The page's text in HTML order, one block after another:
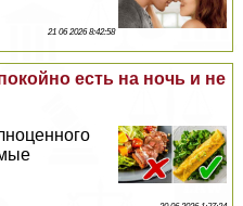
21 06 2026 8:42:58
есть на ночь и не